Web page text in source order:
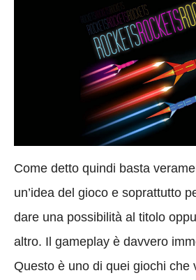
Come detto quindi basta
un’idea del gioco e soprattutto
dare una possibilità al titolo
altro. Il gameplay è davvero
Questo è uno di quei giochi che